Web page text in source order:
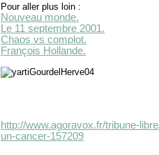
Pour aller plus loin :
Nouveau monde.
Le 11 septembre 2001.
Chaos vs complot.
François Hollande.
http://www.agoravox.fr/tribune-
un-cancer-157209